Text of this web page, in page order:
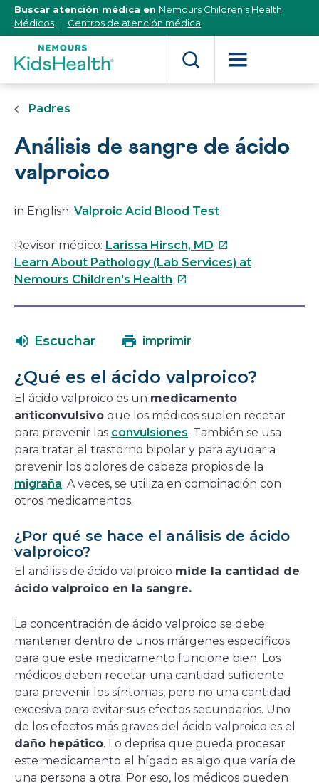
[Skip
Content]
Buscar atención médica en Nemours Children's Health
Médicos
Centros de atención médica
Padres
Análisis de sangre de ácido
valproico
in English: Valproic Acid Blood Test
Revisor médico: Larissa Hirsch, MD Este
enlace
Learn About Pathology (Lab Services) at
Nemours Children's Health Este
en
nueva
ventana
Escuchar imprimir
¿Qué es el ácido valproico?
El ácido valproico es un medicamento
anticonvulsivo que los médicos suelen recetar
para prevenir las convulsiones. También se usa
para tratar el trastorno bipolar y para ayudar a
prevenir los dolores de cabeza propios de la
migraña. A veces, se utiliza en combinación con
otros medicamentos.
¿Por qué se hace el análisis de ácido
valproico?
El análisis de ácido valproico mide la cantidad de
ácido valproico en la sangre.
La concentración de ácido valproico se debe
mantener dentro de unos márgenes específicos
para que este medicamento funcione bien. Los
médicos deben recetar una cantidad suficiente
para prevenir los síntomas, pero no una cantidad
excesiva para evitar sus efectos secundarios. Uno
de los efectos más graves del ácido valproico es el
daño hepático. Lo deprisa que pueda procesar
este medicamento el hígado es algo que varía de
una persona a otra. Por eso, los médicos pueden